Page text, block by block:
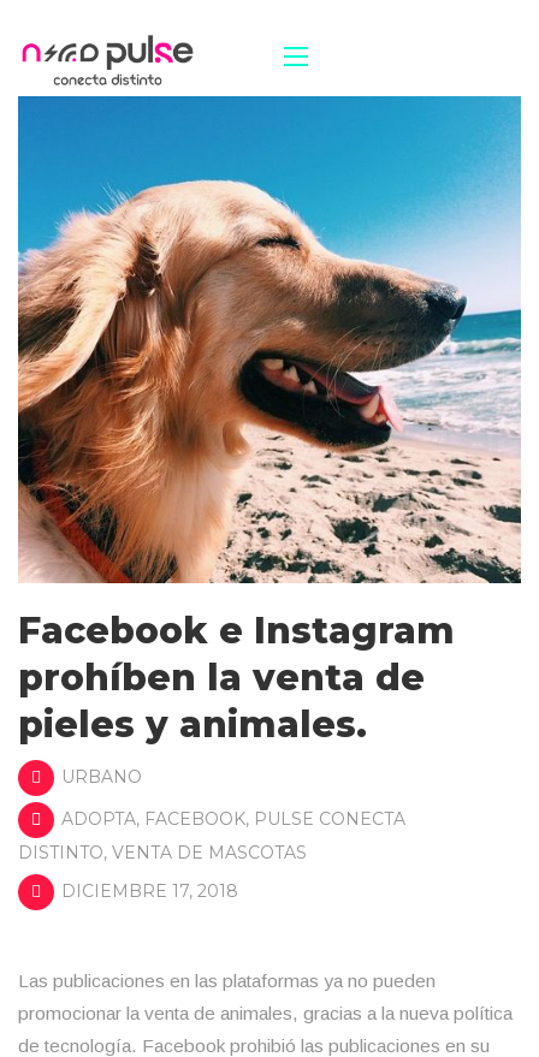
Facebook e Instagram
prohíben la venta de
pieles y animales.
URBANO
ADOPTA, FACEBOOK, PULSE CONECTA
DISTINTO, VENTA DE MASCOTAS
DICIEMBRE 17, 2018
Las publicaciones en las plataformas ya no pueden
promocionar la venta de animales, gracias a la nueva política
de tecnología. Facebook prohibió las publicaciones en su